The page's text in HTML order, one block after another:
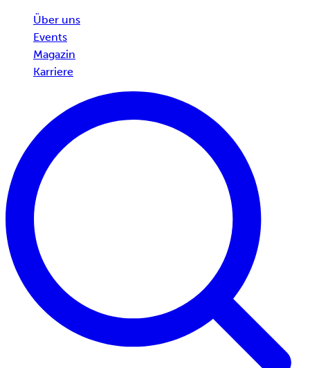
Über uns
Events
Magazin
Karriere